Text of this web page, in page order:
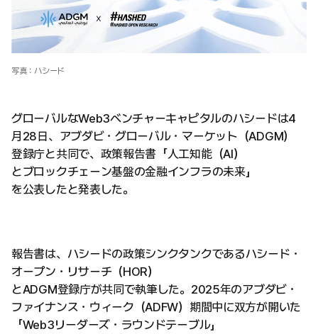
写真：ハシード
グローバルなWeb3ベンチャーキャピタルのハシードは4
月28日、アブダビ・グローバル・マーケット（ADGM）
登録庁と共同で、政策報告書「人工知能（AI）
とブロックチェーン基盤の金融インフラの未来」
を公表したと発表した。
報告書は、ハシードの政策シンクタンクであるハシード・
オープン・リサーチ（HOR）
とADGM登録庁が共同で執筆した。2025年のアブダビ・
ファイナンス・ウィーク（ADFW）期間中に双方が開いた
「Web3リーダーズ・ラウンドテーブル」